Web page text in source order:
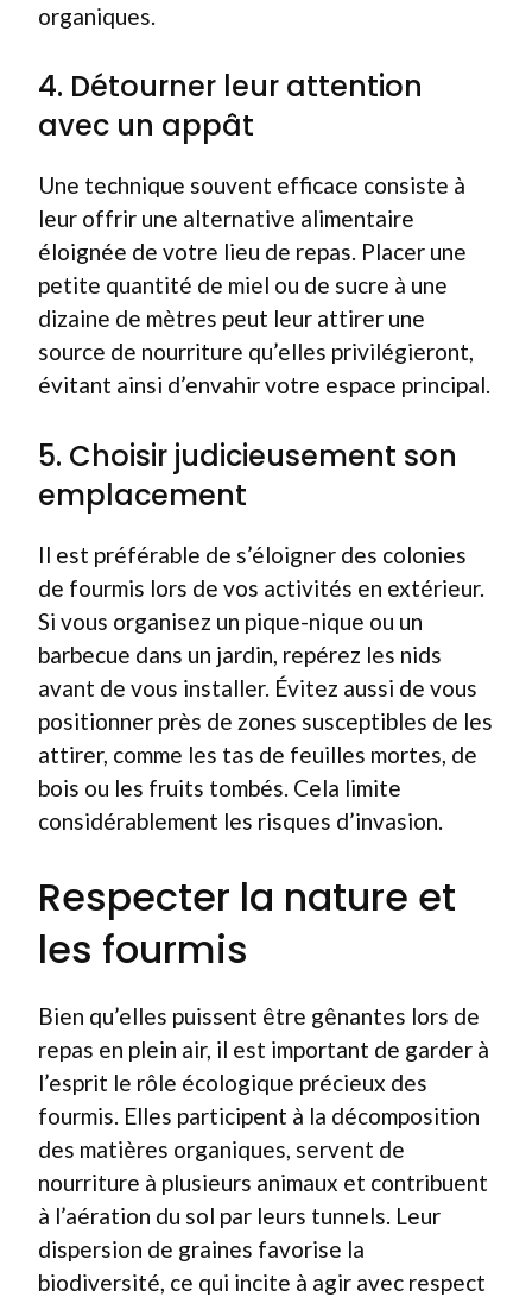
organiques.
4. Détourner leur attention
avec un appât
Une technique souvent efficace consiste à
leur offrir une alternative alimentaire
éloignée de votre lieu de repas. Placer une
petite quantité de miel ou de sucre à une
dizaine de mètres peut leur attirer une
source de nourriture qu’elles privilégieront,
évitant ainsi d’envahir votre espace principal.
5. Choisir judicieusement son
emplacement
Il est préférable de s’éloigner des colonies
de fourmis lors de vos activités en extérieur.
Si vous organisez un pique-nique ou un
barbecue dans un jardin, repérez les nids
avant de vous installer. Évitez aussi de vous
positionner près de zones susceptibles de les
attirer, comme les tas de feuilles mortes, de
bois ou les fruits tombés. Cela limite
considérablement les risques d’invasion.
Respecter la nature et
les fourmis
Bien qu’elles puissent être gênantes lors de
repas en plein air, il est important de garder à
l’esprit le rôle écologique précieux des
fourmis. Elles participent à la décomposition
des matières organiques, servent de
nourriture à plusieurs animaux et contribuent
à l’aération du sol par leurs tunnels. Leur
dispersion de graines favorise la
biodiversité, ce qui incite à agir avec respect